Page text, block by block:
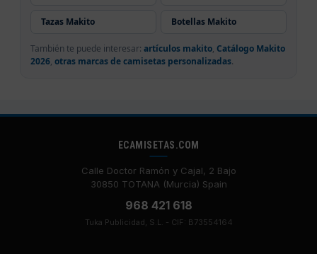
Tazas Makito Botellas Makito
También te puede interesar: artículos makito, Catálogo Makito
2026, otras marcas de camisetas personalizadas.
ECAMISETAS.COM
Calle Doctor Ramón y Cajal, 2 Bajo
30850 TOTANA (Murcia) Spain
968 421 618
Tuka Publicidad, S.L. - CIF: B73554164